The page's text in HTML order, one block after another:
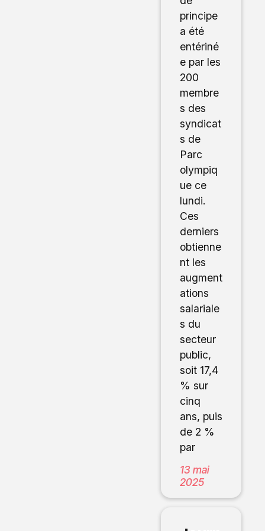
principe
a été
entériné
e par les
200
membre
s des
syndicat
s de
Parc
olympiq
ue ce
lundi.
Ces
derniers
obtienne
nt les
augment
ations
salariale
s du
secteur
public,
soit 17,4
% sur
cinq
ans, puis
de 2 %
par
13 mai
2025